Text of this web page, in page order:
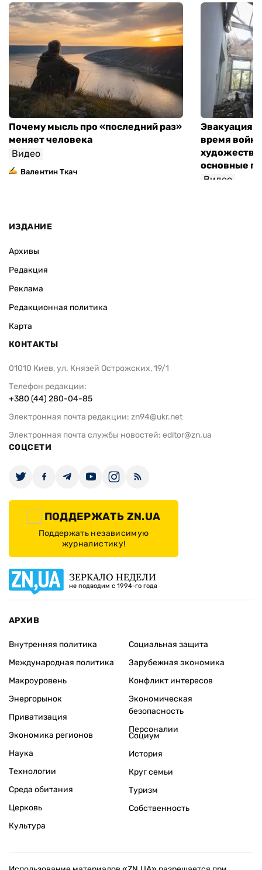
Почему мысль про «последний раз»
меняет человека
Видео
Валентин Ткач
Эвакуация
время
основные
Видео
ИЗДАНИЕ
Архивы
Редакция
Реклама
Редакционная политика
Карта
КОНТАКТЫ
01010 Киев, ул. Князей Острожских, 19/1
Телефон редакции:
+380 (44) 280-04-85
Электронная почта редакции: zn94@ukr.net
Электронная почта службы новостей: editor@zn.ua
СОЦСЕТИ
ПОДДЕРЖАТЬ ZN.UA
Поддержать независимую
журналистику!
ЗЕРКАЛО НЕДЕЛИ
не подводим с 1994-го года
АРХИВ
Внутренняя политика
Международная политика
Макроуровень
Энергорынок
Приватизация
Экономика регионов
Социальная защита
Зарубежная экономика
Конфликт интересов
Экономическая
безопасность
Персоналии
Наука
Технологии
Среда обитания
Церковь
Культура
Социум
История
Круг семьи
Туризм
Собственность